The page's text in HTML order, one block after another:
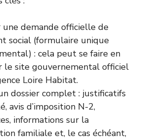
une demande officielle de
social (formulaire unique
: cela peut se faire en
le site gouvernemental officiel
Loire Habitat.
dossier complet : justificatifs
avis d’imposition N-2,
informations sur la
familiale et, le cas échéant,